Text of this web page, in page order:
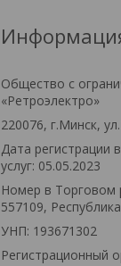
Общество с
«Ретроэлектро»
220076, г.Минск,
Дата регистрации
услуг: 05.05.2023
Номер в Торговом
557109,
УНП: 193671302
Регистрационный